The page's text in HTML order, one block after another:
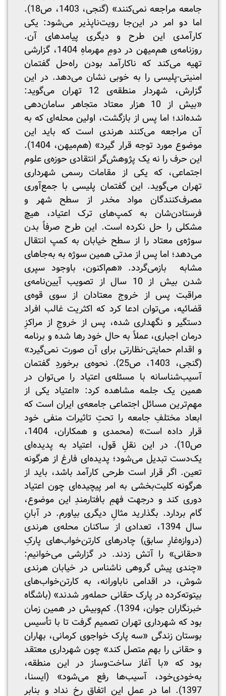
جامعه مراجعه نمی‌کنند» (گنجی، 1403، ص18).
اما دو امر در این‌جا رویت‌ناپذیر می‌شود: یکی
کارآمدی این طرح و دیگری پیامدهای آن.
روزنامه‌ی هم‌میهن در دومِ مهرماهِ 1404، گزارشی
تهیه می‌کند که ناکارآمد بودن راه‌حل گفتمان
امنیتی-پلیسی را به خوبی نشان می‌دهد. در این
گزارش، شهردار منطقه‌ی 12 تهران می‌گوید:
«بیش از 10 هزار معتاد متجاهر سامان‌دهی
شده‌اند؛ اما پس از بازگشت، اولین محله‌ای که به
آن مراجعه می‌کنند هرندی است که باید این
موضوع مورد توجه قرار گیرد» (هم‌میهن، 1404).
این حرف را نه یک پژوهش‌گر انتقادی حوزه‌ی علوم
اجتماعی، که یکی از مقامات رسمی شهرداری
تهران می‌گوید. این گفتمان پلیسی با جمع‌آوری
مصرف‌کنندگان مواد مخدر از سطح شهر و
فرستادن‌شان به کمپ‌های ترک اعتیاد، هیچ
مشکلی را حل نکرده است. این طرح صرفاً بدن
سوژه‌ی معتاد را از سطح خیابان به کمپ انتقال
می‌دهد؛ اما پس از مدتی همین سوژه به به‌جاهای
مشابه بازمی‌گردد. «هم‌اکنون، باوجود سپری
شدن بیش از 10 سال از تصویب آیین‌نامه‌ی
مراقبت پس از خروج معتادان از سوی قوه‌ی
قضائیه، می‌توان ادعا کرد که اکثریت غالب افراد
دستگیر و نگهداری شده، پس از خروجِ از مراکزِ
درمان اجباری، عملاً به حال خود رها شده و برنامه
و اقدام حمایتی-نظارتی برای آن صورت نمی‌گیرد»
(گنجی، 1403، ص25). نحوه‌ی برخوردِ گفتمان
آسیب‌شناسانه با مسئله‌ی اعتیاد را می‌توان در
همین یک جلمه مشاهده کرد: «اعتیاد یکی از
مهم‌ترین مسائل اجتماعی جامعه‌ی ایران است که
ابعاد مختلفِ جامعه را تحتِ تاثیرات منفی خود
قرار داده است» (محمدی و همکاران، 1404،
ص10). در این نقلِ قول، اعتیاد به پدیده‌ای
یک‌دست تبدیل می‌شود؛ پدیده‌ای فارغ از هرگونه
تعین. اگر قرار است طرحی کارآمد باشد، باید از
هرگونه کلیت‌بخشی به امر پیچیده‌ای چون اعتیاد
دوری کند و درجهت فهمِ بافتارمندِ این موضوع،
گام بردارد. بگذارید مثالِ دیگری بیاورم. در آبانِ
سال 1394، تعدادی از ساکنان محله‌ی هرندی
(دروازه‌غارِ سابق) چادرهای کارتن‌خواب‌های پارکِ
«حقانی» را آتش زدند. در گزارشی می‌خوانیم:
«چندی پیش گروهی ناشناس در خیابان هرندی
شوش، در اقدامی ناباورانه، به کارتن‌خواب‌های
بیتوته‌کرده در پارک حقانی حمله‌ور شدند» (باشگاه
خبرنگاران جوان، 1394). کم‌و‌بیش در همین زمان
بود که شهرداری تهران تصمیم گرفت تا با تأسیس
بوستان زندگی «سه پارک خواجوی کرمانی، بهاران
و حقانی را بهم متصل کند» چون شهرداری معتقد
بود که «با آغاز ساخت‌و‌ساز در این منطقه،
به‌خودی‌خود، آسیب‌ها رفع می‌شود» (ایسنا،
1397). اما در عمل این اتفاق رخ نداد و بنابر